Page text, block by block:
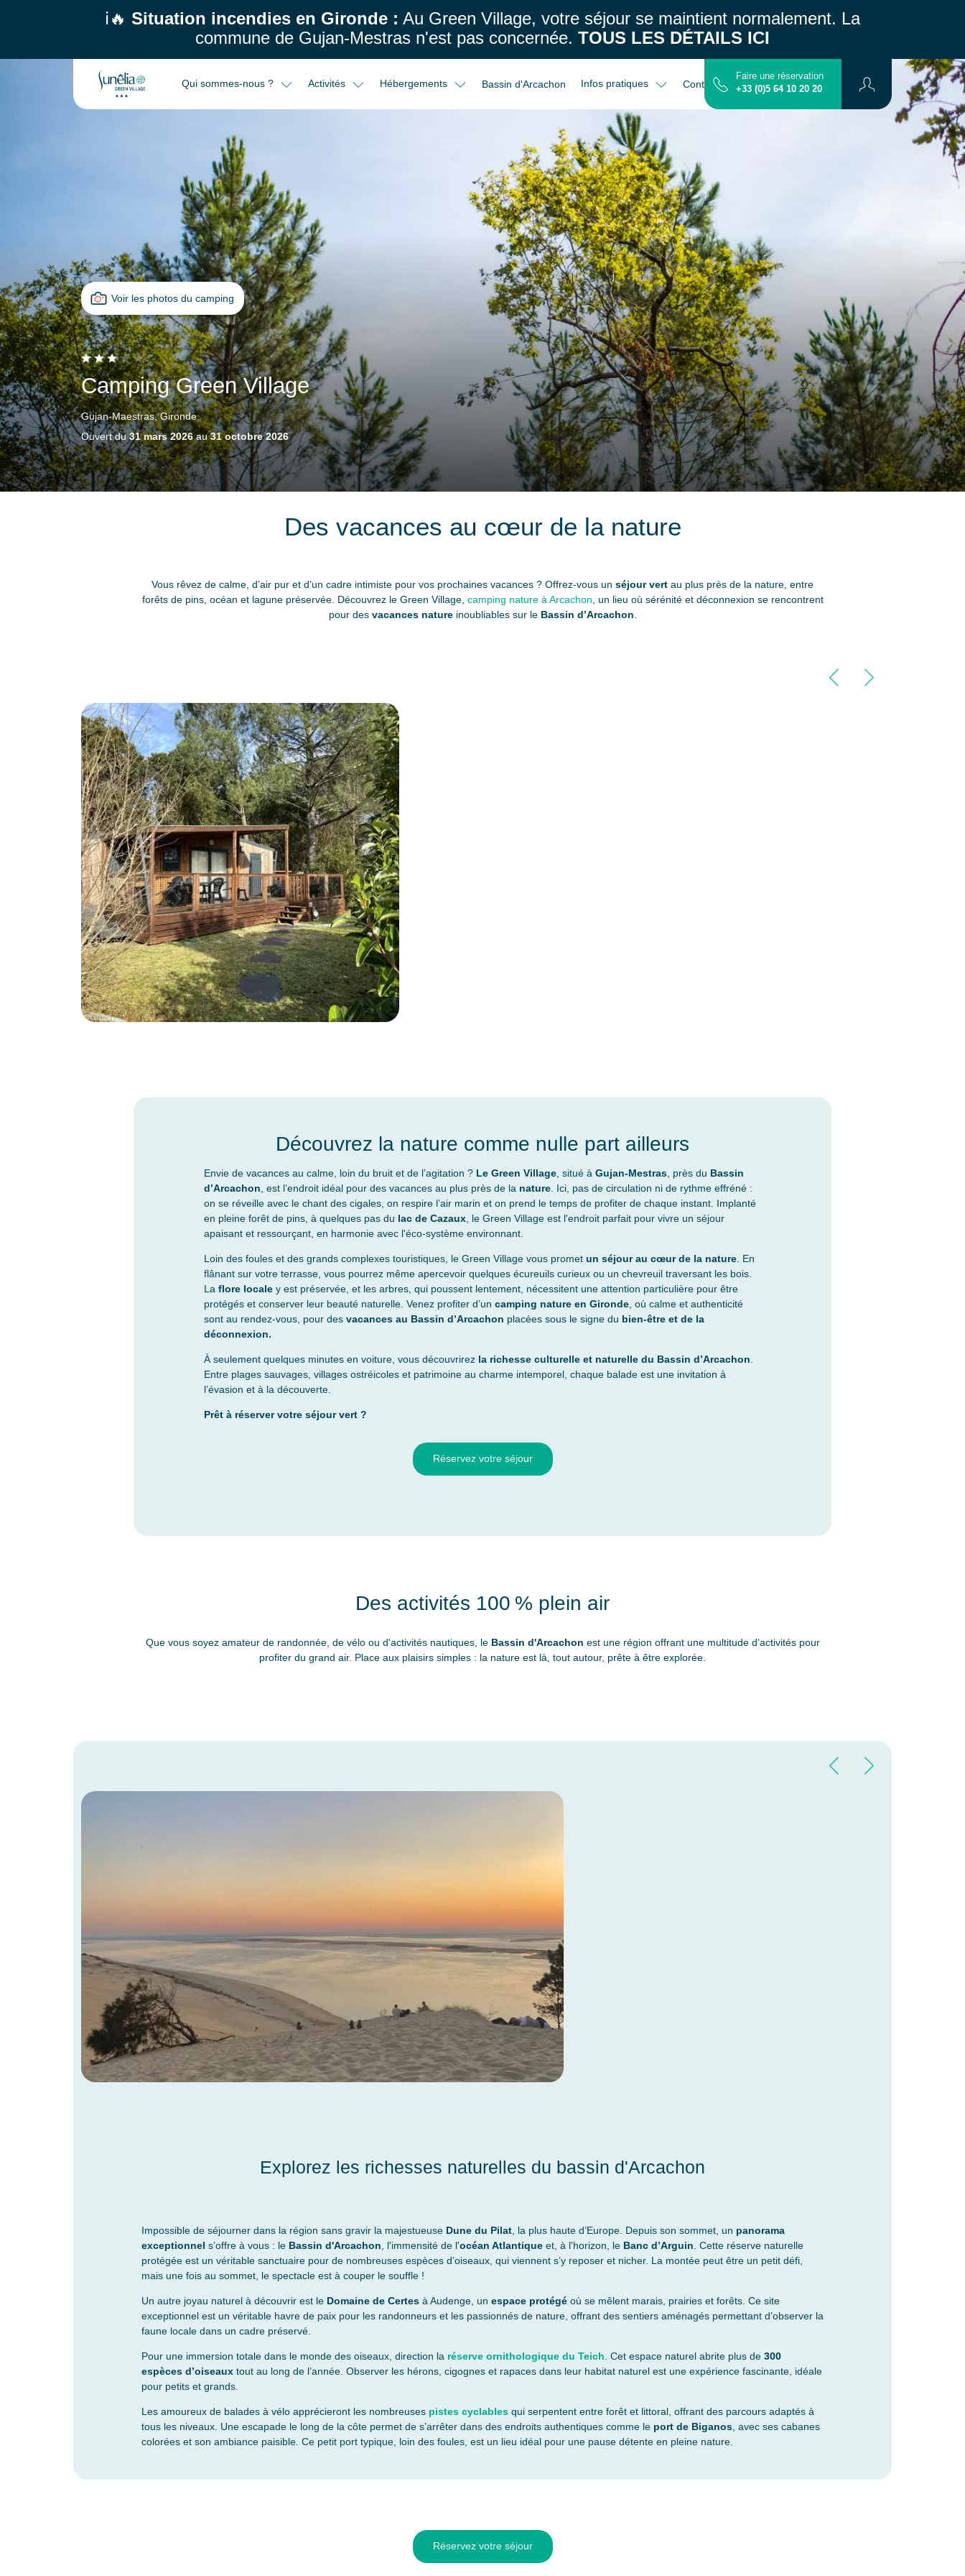
ℹ️🔥 Situation incendies en Gironde : Au Green Village, votre séjour se maintient normalement. La
commune de Gujan-Mestras n'est pas concernée. TOUS LES DÉTAILS ICI
Qui sommes-nous ? Activités Hébergements Bassin d'Arcachon Infos pratiques Contact Plan
Faire une réservation
+33 (0)5 64 10 20 20
Voir les photos du camping
Camping Green Village
Gujan-Maestras, Gironde
Ouvert du31 mars 2026au31 octobre 2026
Des vacances au cœur de la nature
Vous rêvez de calme, d’air pur et d’un cadre intimiste pour vos prochaines vacances ? Offrez-vous un séjour vert au plus près de la nature, entre
forêts de pins, océan et lagune préservée. Découvrez le Green Village, camping nature à Arcachon , un lieu où sérénité et déconnexion se rencontrent
pour des vacances natureinoubliables sur le Bassin d’Arcachon
Découvrez la nature comme nulle part ailleurs
Envie de vacances au calme, loin du bruit et de l’agitation ? Le Green Village , situé à Gujan-Mestras , près du Bassin
d’Arcachon , est l’endroit idéal pour des vacances au plus près de la nature . Ici, pas de circulation ni de rythme effréné :
on se réveille avec le chant des cigales, on respire l’air marin et on prend le temps de profiter de chaque instant. Implanté
en pleine forêt de pins, à quelques pas du lac de Cazaux , le Green Village est l'endroit parfait pour vivre un séjour
apaisant et ressourçant, en harmonie avec l'éco-système environnant.
Loin des foules et des grands complexes touristiques, le Green Village vous promet un séjour au cœur de la nature . En
flânant sur votre terrasse, vous pourrez même apercevoir quelques écureuils curieux ou un chevreuil traversant les bois.
La flore locale y est préservée, et les arbres, qui poussent lentement, nécessitent une attention particulière pour être
protégés et conserver leur beauté naturelle. Venez profiter d’un camping nature en Gironde , où calme et authenticité
sont au rendez-vous, pour des vacances au Bassin d’Arcachon placées sous le signe du bien-être et de la
déconnexion.
À seulement quelques minutes en voiture, vous découvrirez la richesse culturelle et naturelle du Bassin d’Arcachon
Entre plages sauvages, villages ostréicoles et patrimoine au charme intemporel, chaque balade est une invitation à
l’évasion et à la découverte.
Prêt à réserver votre séjour vert ?
Réservez votre séjour
Des activités 100 % plein air
Que vous soyez amateur de randonnée, de vélo ou d'activités nautiques, le Bassin d'Arcachon est une région offrant une multitude d’activités pour
profiter du grand air. Place aux plaisirs simples : la nature est là, tout autour, prête à être explorée.
Explorez les richesses naturelles du bassin d'Arcachon
Impossible de séjourner dans la région sans gravir la majestueuse Dune du Pilat, la plus haute d’Europe. Depuis son sommet, un panorama
exceptionnel s’offre à vous : le Bassin d'Arcachon , l'immensité de l'océan Atlantiqueet, à l'horizon, le Banc d’Arguin . Cette réserve naturelle
protégée est un véritable sanctuaire pour de nombreuses espèces d’oiseaux, qui viennent s’y reposer et nicher. La montée peut être un petit défi,
mais une fois au sommet, le spectacle est à couper le souffle !
Un autre joyau naturel à découvrir est le Domaine de Certes à Audenge, un espace protégéoù se mêlent marais, prairies et forêts. Ce site
exceptionnel est un véritable havre de paix pour les randonneurs et les passionnés de nature, offrant des sentiers aménagés permettant d’observer la
faune locale dans un cadre préservé.
Pour une immersion totale dans le monde des oiseaux, direction la réserve ornithologique du Teich . Cet espace naturel abrite plus de 300
espèces d’oiseaux tout au long de l’année. Observer les hérons, cigognes et rapaces dans leur habitat naturel est une expérience fascinante, idéale
pour petits et grands.
Les amoureux de balades à vélo apprécieront les nombreuses pistes cyclablesqui serpentent entre forêt et littoral, offrant des parcours adaptés à
tous les niveaux. Une escapade le long de la côte permet de s’arrêter dans des endroits authentiques comme le port de Biganos, avec ses cabanes
colorées et son ambiance paisible. Ce petit port typique, loin des foules, est un lieu idéal pour une pause détente en pleine nature.
Réservez votre séjour